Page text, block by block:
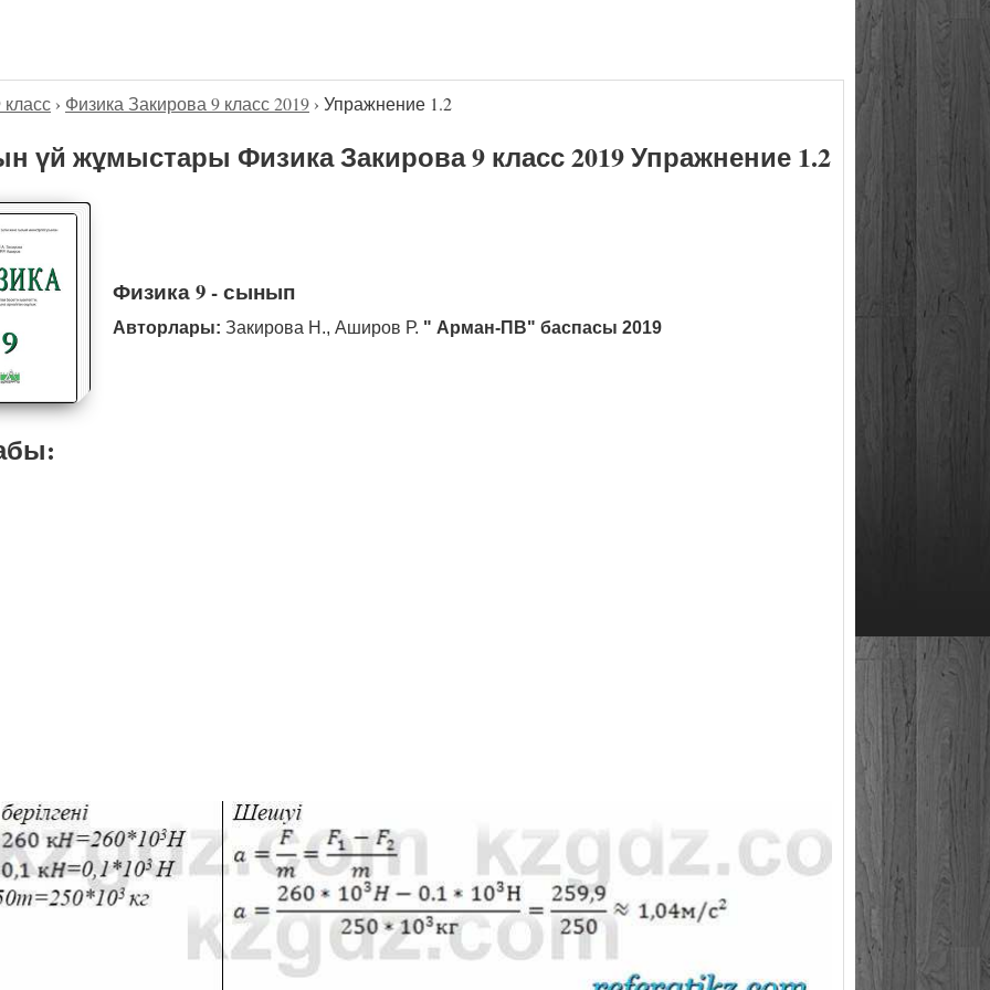
класс › Физика Закирова 9 класс 2019 › Упражнение 1.2
үй жұмыстары Физика Закирова 9 класс 2019 Упражнение 1.2
Физика 9 - сынып
Авторлары: Закирова Н., Аширов Р. " Арман-ПВ" баспасы 2019